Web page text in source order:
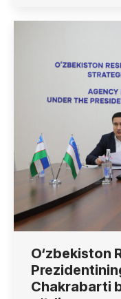
O‘zbekiston
Chakrabarti